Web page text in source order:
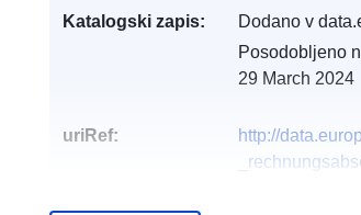
Katalogski zapis: Dodano v
Posodobljeno
29 March 2024
uriRef:
http://